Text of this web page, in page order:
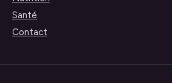
Santé
Contact